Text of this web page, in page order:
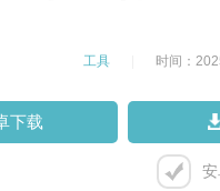
工具 时间：
下载